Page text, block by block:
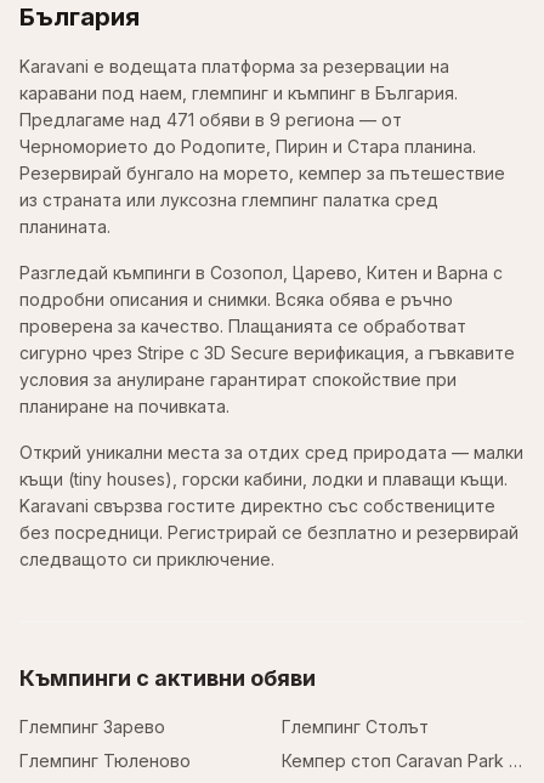
България
Karavani е водещата платформа за резервации на
каравани под наем, глемпинг и къмпинг в България.
Предлагаме над 471 обяви в 9 региона — от
Черноморието до Родопите, Пирин и Стара планина.
Резервирай бунгало на морето, кемпер за пътешествие
из страната или луксозна глемпинг палатка сред
планината.
Разгледай къмпинги в Созопол, Царево, Китен и Варна с
подробни описания и снимки. Всяка обява е ръчно
проверена за качество. Плащанията се обработват
сигурно чрез Stripe с 3D Secure верификация, а гъвкавите
условия за анулиране гарантират спокойствие при
планиране на почивката.
Открий уникални места за отдих сред природата — малки
къщи (tiny houses), горски кабини, лодки и плаващи къщи.
Karavani свързва гостите директно със собствениците
без посредници. Регистрирай се безплатно и резервирай
следващото си приключение.
Къмпинги с активни обяви
Глемпинг Зарево
Глемпинг Столът
Глемпинг Тюленово
Кемпер стоп Caravan Park Sofia